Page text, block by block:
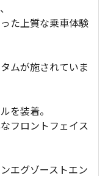
た上質な乗車体験
ムが施されていま
を装着。
フロントフェイス
エグゾーストエン